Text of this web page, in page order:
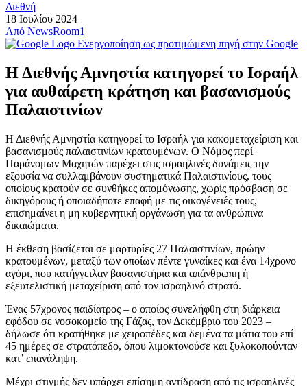
Διεθνή
18 Ιουλίου 2024
Από NewsRoom1
Ενεργοποίηση ως προτιμώμενη πηγή στην Google
Η Διεθνής Αμνηστία κατηγορεί το Ισραήλ
για αυθαίρετη κράτηση και βασανισμούς
Παλαιστινίων
Η Διεθνής Αμνηστία κατηγορεί το Ισραήλ για κακομεταχείριση και
βασανισμούς παλαιστινίων κρατουμένων. Ο Νόμος περί
Παράνομων Μαχητών παρέχει στις ισραηλινές δυνάμεις την
εξουσία να συλλαμβάνουν συστηματικά Παλαιστινίους, τους
οποίους κρατούν σε συνθήκες απομόνωσης, χωρίς πρόσβαση σε
δικηγόρους ή οποιαδήποτε επαφή με τις οικογένειές τους,
επισημαίνει η μη κυβερνητική οργάνωση για τα ανθρώπινα
δικαιώματα.
Η έκθεση βασίζεται σε μαρτυρίες 27 Παλαιστινίων, πρώην
κρατουμένων, μεταξύ των οποίων πέντε γυναίκες και ένα 14χρονο
αγόρι, που κατήγγειλαν βασανιστήρια και απάνθρωπη ή
εξευτελιστική μεταχείριση από τον ισραηλινό στρατό.
Ένας 57χρονος παιδίατρος – ο οποίος συνελήφθη στη διάρκεια
εφόδου σε νοσοκομείο της Γάζας, τον Δεκέμβριο του 2023 –
δήλωσε ότι κρατήθηκε με χειροπέδες και δεμένα τα μάτια του επί
45 ημέρες σε στρατόπεδο, όπου λιμοκτονούσε και ξυλοκοπούνταν
κατ’ επανάληψη.
Μέχρι στιγμής δεν υπάρχει επίσημη αντίδραση από τις ισραηλινές